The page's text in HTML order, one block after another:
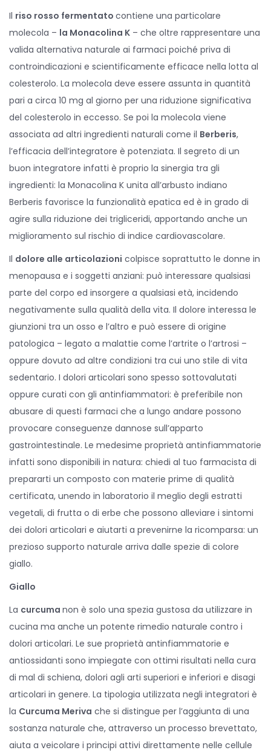
Il riso rosso fermentato contiene una particolare
molecola – la Monacolina K – che oltre rappresentare una
valida alternativa naturale ai farmaci poiché priva di
controindicazioni e scientificamente efficace nella lotta al
colesterolo. La molecola deve essere assunta in quantità
pari a circa 10 mg al giorno per una riduzione significativa
del colesterolo in eccesso. Se poi la molecola viene
associata ad altri ingredienti naturali come il Berberis,
l’efficacia dell’integratore è potenziata. Il segreto di un
buon integratore infatti è proprio la sinergia tra gli
ingredienti: la Monacolina K unita all’arbusto indiano
Berberis favorisce la funzionalità epatica ed è in grado di
agire sulla riduzione dei trigliceridi, apportando anche un
miglioramento sul rischio di indice cardiovascolare.
Il dolore alle articolazioni colpisce soprattutto le donne in
menopausa e i soggetti anziani: può interessare qualsiasi
parte del corpo ed insorgere a qualsiasi età, incidendo
negativamente sulla qualità della vita. Il dolore interessa le
giunzioni tra un osso e l’altro e può essere di origine
patologica – legato a malattie come l’artrite o l’artrosi –
oppure dovuto ad altre condizioni tra cui uno stile di vita
sedentario. I dolori articolari sono spesso sottovalutati
oppure curati con gli antinfiammatori: è preferibile non
abusare di questi farmaci che a lungo andare possono
provocare conseguenze dannose sull’apparto
gastrointestinale. Le medesime proprietà antinfiammatorie
infatti sono disponibili in natura: chiedi al tuo farmacista di
prepararti un composto con materie prime di qualità
certificata, unendo in laboratorio il meglio degli estratti
vegetali, di frutta o di erbe che possono alleviare i sintomi
dei dolori articolari e aiutarti a prevenirne la ricomparsa: un
prezioso supporto naturale arriva dalle spezie di colore
giallo.
Giallo
La curcuma non è solo una spezia gustosa da utilizzare in
cucina ma anche un potente rimedio naturale contro i
dolori articolari. Le sue proprietà antinfiammatorie e
antiossidanti sono impiegate con ottimi risultati nella cura
di mal di schiena, dolori agli arti superiori e inferiori e disagi
articolari in genere. La tipologia utilizzata negli integratori è
la Curcuma Meriva che si distingue per l’aggiunta di una
sostanza naturale che, attraverso un processo brevettato,
aiuta a veicolare i principi attivi direttamente nelle cellule